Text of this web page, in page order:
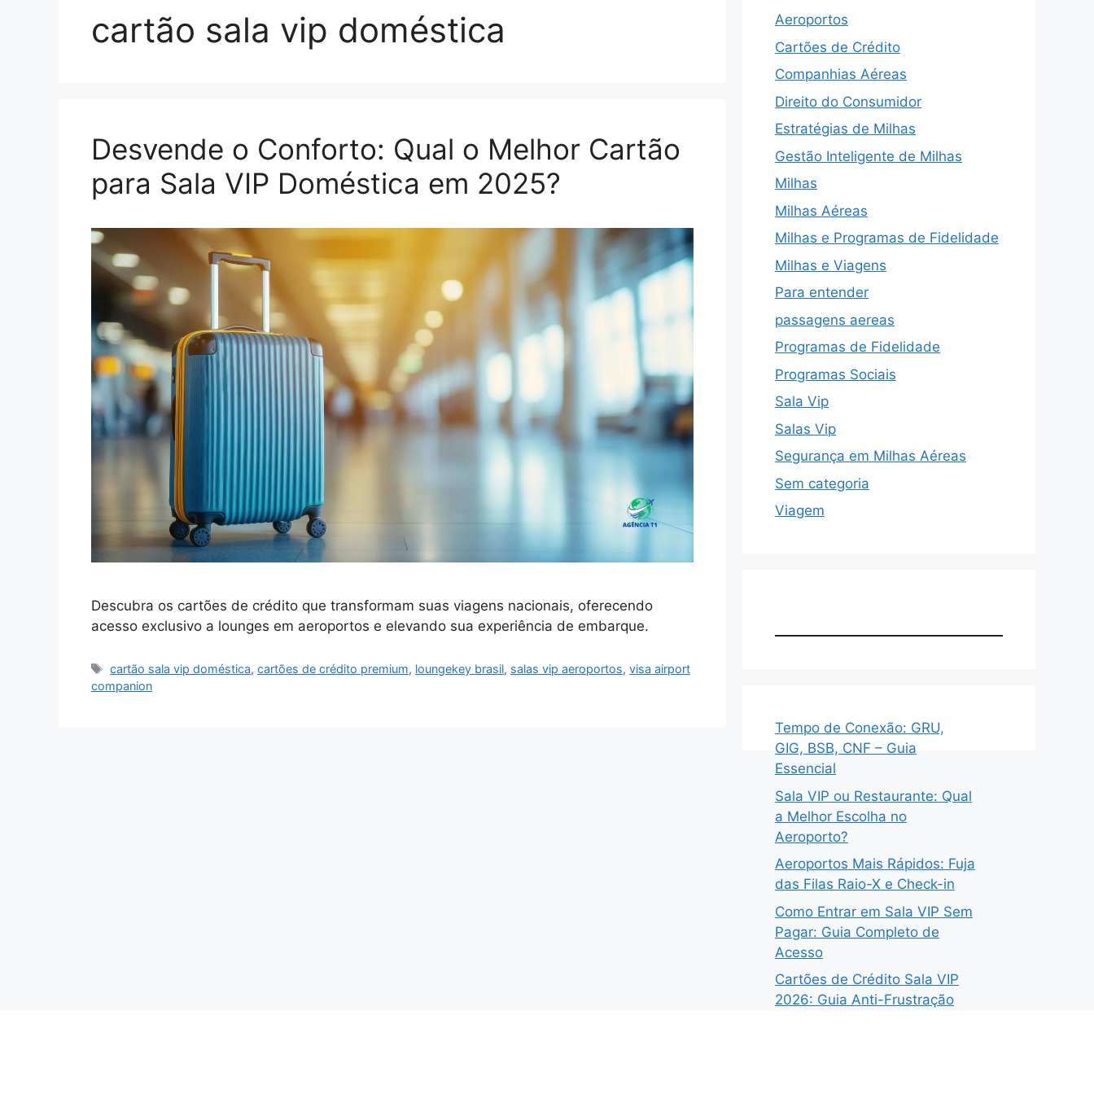
cartão sala vip doméstica
Desvende o Conforto: Qual o Melhor Cartão
para Sala VIP Doméstica em 2025?
Descubra os cartões de crédito que transformam suas viagens nacionais, oferecendo
acesso exclusivo a lounges em aeroportos e elevando sua experiência de embarque.
Tags
cartão sala vip doméstica,cartões de crédito premium, loungekey brasil, salas vip aeroportos,visa airport
companion
Aeroportos
Cartões de Crédito
Companhias Aéreas
Direito do Consumidor
Estratégias de Milhas
Gestão Inteligente de Milhas
Milhas
Milhas Aéreas
Milhas e Programas de Fidelidade
Milhas e Viagens
Para entender
passagens aereas
Programas de Fidelidade
Programas Sociais
Sala Vip
Salas Vip
Segurança em Milhas Aéreas
Sem categoria
Viagem
Tempo de Conexão: GRU,
GIG, BSB, CNF – Guia
Essencial
Sala VIP ou Restaurante: Qual
a Melhor Escolha no
Aeroporto?
Aeroportos Mais Rápidos: Fuja
das Filas Raio-X e Check-in
Como Entrar em Sala VIP Sem
Pagar: Guia Completo de
Acesso
Cartões de Crédito Sala VIP
2026: Guia Anti-Frustração